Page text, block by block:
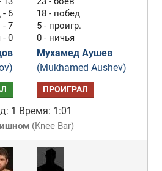
- 6
- 7
- 0
18 - побед
5 - проигр.
0 - ничья
Мухамед Аушев
(Mukhamed Aushev)
ПРОИГРАЛ
1 Время: 1:01
(Knee Bar)